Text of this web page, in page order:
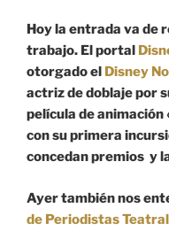
Hoy la entrada va de
trabajo. El portal
otorgado el Disney
actriz de doblaje por
película de animación
con su primera
concedan premios y
Ayer también nos
de Periodistas